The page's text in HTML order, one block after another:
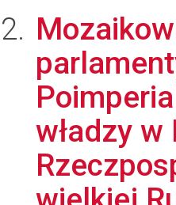
władzy w